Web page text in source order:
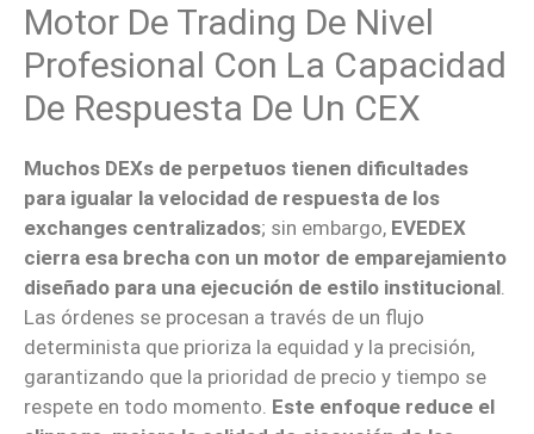
Motor De Trading De Nivel
Profesional Con La Capacidad
De Respuesta De Un CEX
Muchos DEXs de perpetuos tienen dificultades
para igualar la velocidad de respuesta de los
exchanges centralizados; sin embargo, EVEDEX
cierra esa brecha con un motor de emparejamiento
diseñado para una ejecución de estilo institucional.
Las órdenes se procesan a través de un flujo
determinista que prioriza la equidad y la precisión,
garantizando que la prioridad de precio y tiempo se
respete en todo momento. Este enfoque reduce el